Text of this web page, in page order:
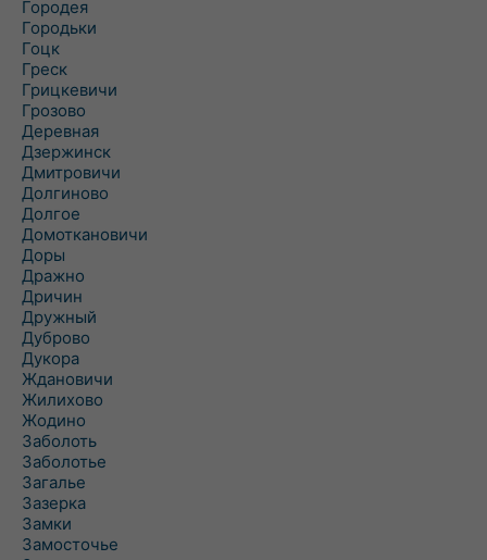
Городея
Городьки
Гоцк
Греск
Грицкевичи
Грозово
Деревная
Дзержинск
Дмитровичи
Долгиново
Долгое
Домоткановичи
Доры
Дражно
Дричин
Дружный
Дуброво
Дукора
Ждановичи
Жилихово
Жодино
Заболоть
Заболотье
Загалье
Зазерка
Замки
Замосточье